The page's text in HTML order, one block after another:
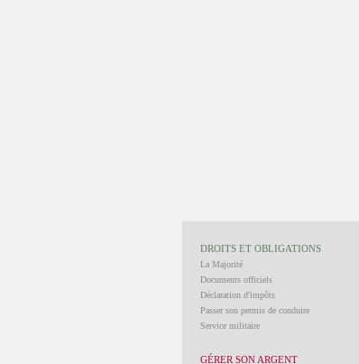
DROITS ET OBLIGATIONS
La Majorité
Documents officiels
Déclaration d'impôts
Passer son permis de conduire
Service militaire
GÉRER SON ARGENT